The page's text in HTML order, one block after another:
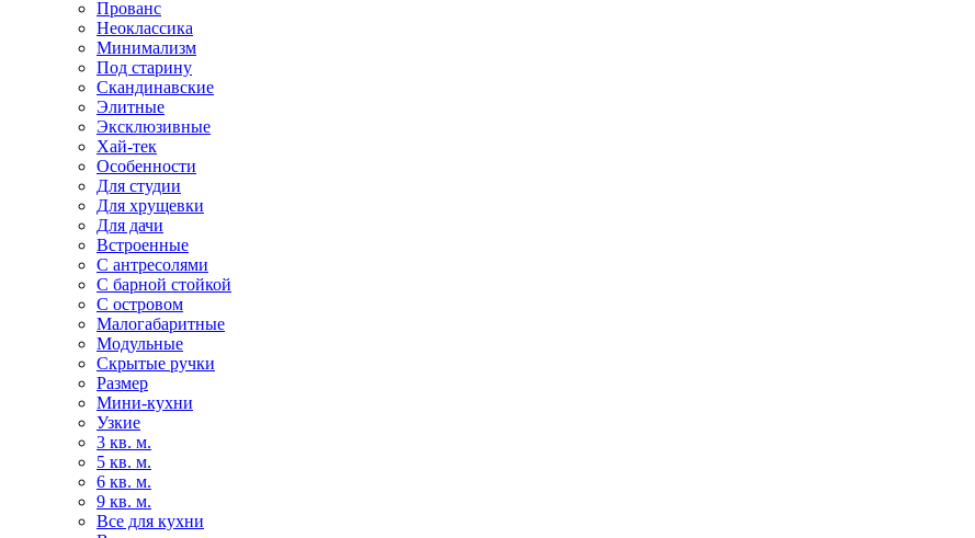
Прованс
Неоклассика
Минимализм
Под старину
Скандинавские
Элитные
Эксклюзивные
Хай-тек
Особенности
Для студии
Для хрущевки
Для дачи
Встроенные
С антресолями
С барной стойкой
С островом
Малогабаритные
Модульные
Скрытые ручки
Размер
Мини-кухни
Узкие
3 кв. м.
5 кв. м.
6 кв. м.
9 кв. м.
Все для кухни